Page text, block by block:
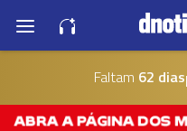
Faltam 62 dias